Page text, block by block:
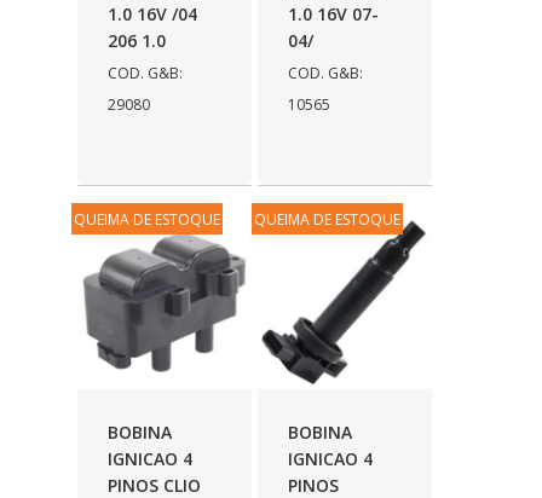
1.0 16V /04
206 1.0
COD. G&B:
29080
1.0 16V 07-
04/
COD. G&B:
10565
BOBINA
IGNICAO 4
PINOS CLIO
QUEIMA DE ESTOQUE
BOBINA
IGNICAO 4
PINOS
QUEIMA DE ESTOQUE